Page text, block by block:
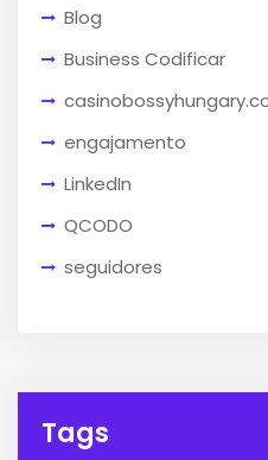
Blog
Business Codificar
engajamento
LinkedIn
QCODO
seguidores
Tags